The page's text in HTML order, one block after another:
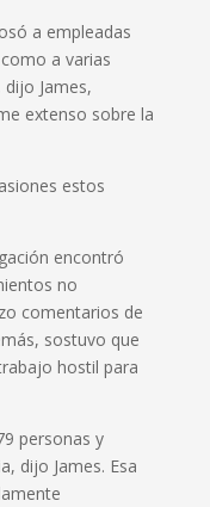
a empleadas
a varias
James,
extenso sobre la
estos
encontró
no
comentarios de
sostuvo que
hostil para
personas y
dijo James. Esa